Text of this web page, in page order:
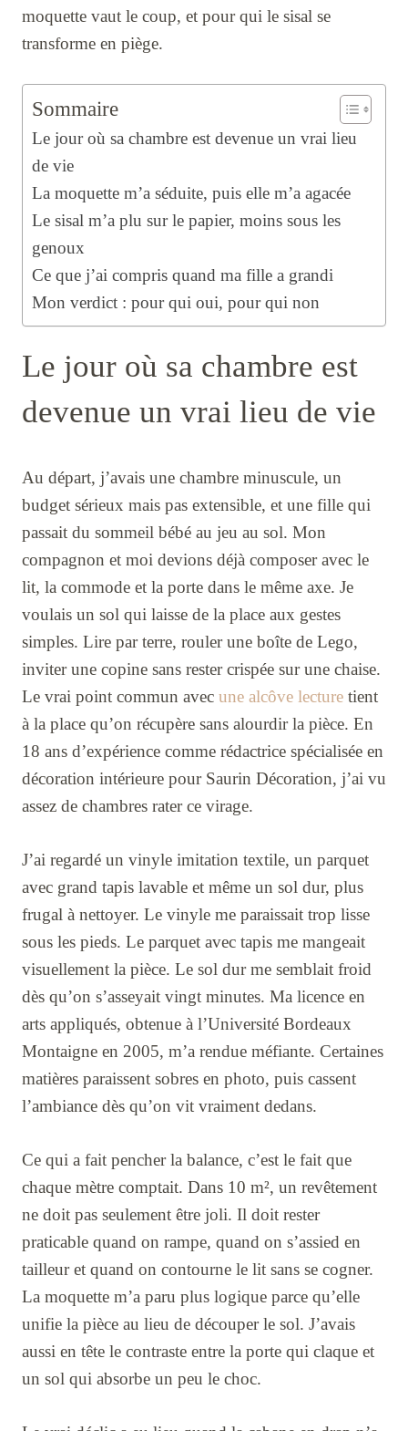
moquette vaut le coup, et pour qui le sisal se
transforme en piège.
Sommaire
Le jour où sa chambre est devenue un vrai lieu
de vie
La moquette m’a séduite, puis elle m’a agacée
Le sisal m’a plu sur le papier, moins sous les
genoux
Ce que j’ai compris quand ma fille a grandi
Mon verdict : pour qui oui, pour qui non
Le jour où sa chambre est
devenue un vrai lieu de vie
Au départ, j’avais une chambre minuscule, un
budget sérieux mais pas extensible, et une fille qui
passait du sommeil bébé au jeu au sol. Mon
compagnon et moi devions déjà composer avec le
lit, la commode et la porte dans le même axe. Je
voulais un sol qui laisse de la place aux gestes
simples. Lire par terre, rouler une boîte de Lego,
inviter une copine sans rester crispée sur une chaise.
Le vrai point commun avec une alcôve lecture tient
à la place qu’on récupère sans alourdir la pièce. En
18 ans d’expérience comme rédactrice spécialisée en
décoration intérieure pour Saurin Décoration, j’ai vu
assez de chambres rater ce virage.
J’ai regardé un vinyle imitation textile, un parquet
avec grand tapis lavable et même un sol dur, plus
frugal à nettoyer. Le vinyle me paraissait trop lisse
sous les pieds. Le parquet avec tapis me mangeait
visuellement la pièce. Le sol dur me semblait froid
dès qu’on s’asseyait vingt minutes. Ma licence en
arts appliqués, obtenue à l’Université Bordeaux
Montaigne en 2005, m’a rendue méfiante. Certaines
matières paraissent sobres en photo, puis cassent
l’ambiance dès qu’on vit vraiment dedans.
Ce qui a fait pencher la balance, c’est le fait que
chaque mètre comptait. Dans 10 m², un revêtement
ne doit pas seulement être joli. Il doit rester
praticable quand on rampe, quand on s’assied en
tailleur et quand on contourne le lit sans se cogner.
La moquette m’a paru plus logique parce qu’elle
unifie la pièce au lieu de découper le sol. J’avais
aussi en tête le contraste entre la porte qui claque et
un sol qui absorbe un peu le choc.